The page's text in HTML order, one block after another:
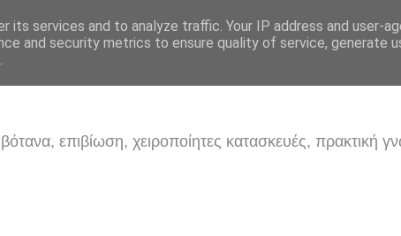
επιβίωση, χειροποίητες κατασκευές, πρακτική
its services and to analyze traffic. Your IP address and user-
and security metrics to ensure quality of service, generate